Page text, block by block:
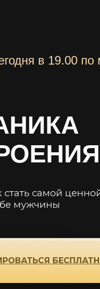
стать самой
мужчины
в 19.00 по